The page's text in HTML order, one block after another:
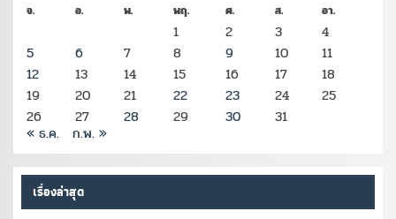
จ. อ. พ. พฤ. ศ. ส. อา.
1 2 3
4
5
6 7 8 9 10
11
12
13 14 15 16 17
18
19
20 21 22 23 24
25
26
27 28 29 30 31
« ธ.ค. ก.พ. »
เรื่องล่าสุด